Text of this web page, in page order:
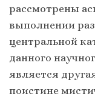
рассмотрены
выполнении
центральной
данного
является
поистине